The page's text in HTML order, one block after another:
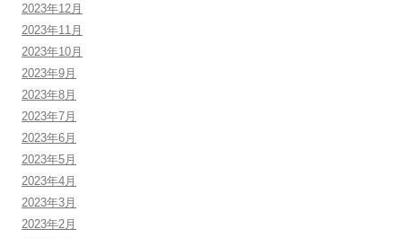
2023年12月
2023年11月
2023年10月
2023年9月
2023年8月
2023年7月
2023年6月
2023年5月
2023年4月
2023年3月
2023年2月